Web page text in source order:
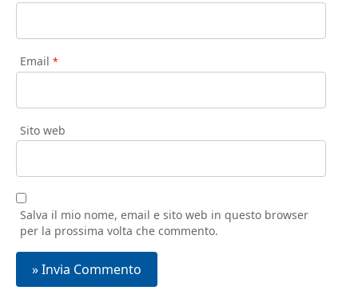
Email *
Sito web
Salva il mio nome, email e sito web in questo browser
per la prossima volta che commento.